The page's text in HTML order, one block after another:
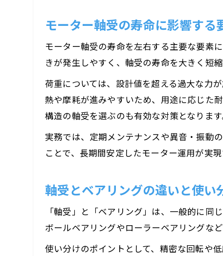
モーター軸受の寿命に影響する
モーター軸受の寿命を左右する主要な要素
きが発生しやすく、軸受の寿命を大きく短
荷重については、設計値を超える過大な力
熱や摩耗が進みやすいため、用途に応じた
構造の軸受を選ぶのも有効な対策となります
実務では、定期メンテナンスや異音・振動
ことで、長期間安定したモーター運用が実現
軸受とベアリングの違いと使い
「軸受」と「ベアリング」は、一般的に
ボールベアリングやローラーベアリングな
使い分けのポイントとして、精密な回転や